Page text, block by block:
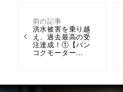
前の記事
洪水被害を乗り越
え、過去最高の受
注達成！①【バン
コクモーター…